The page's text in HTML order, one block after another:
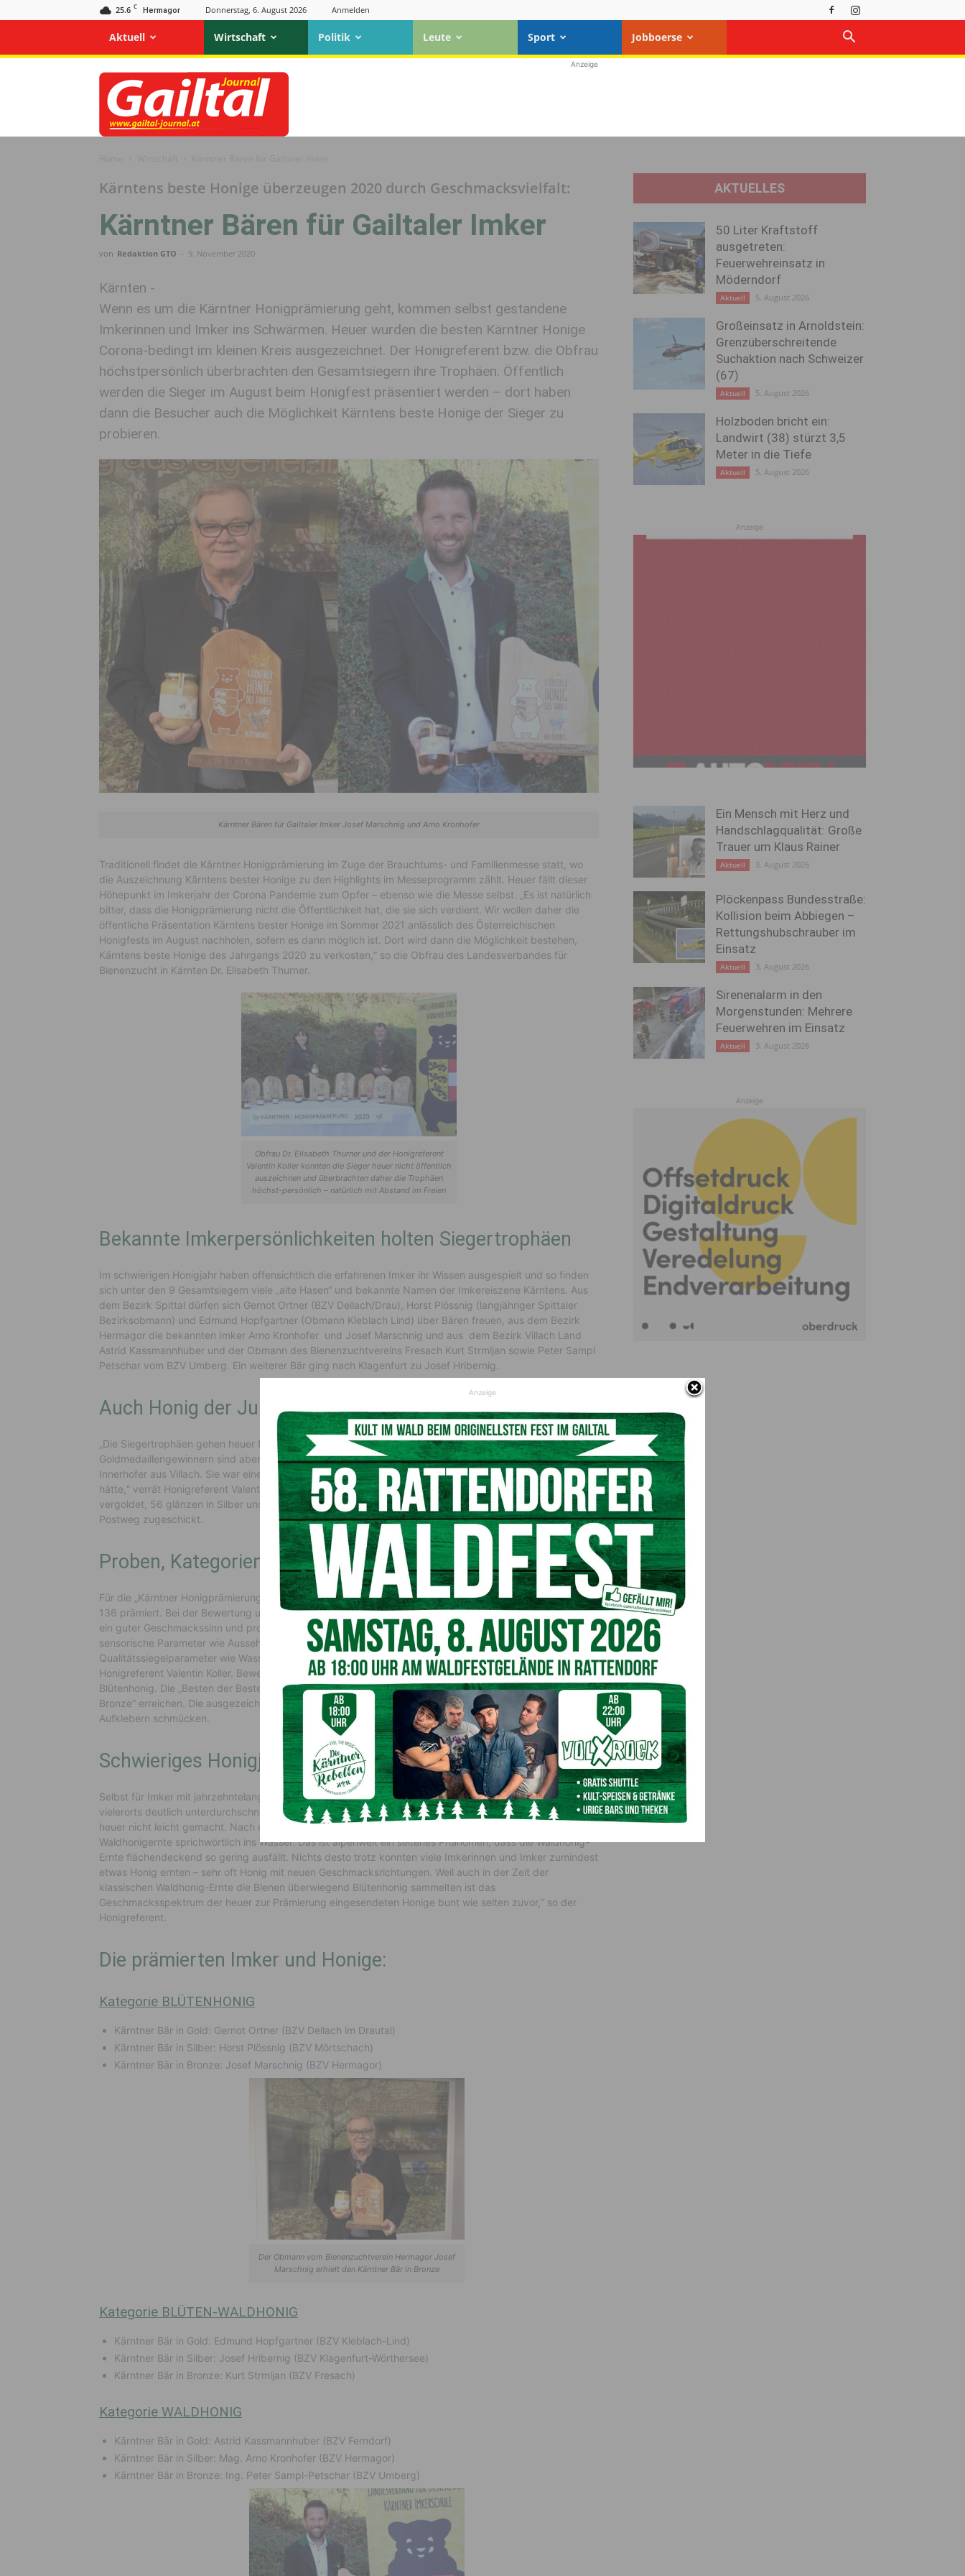
25.6 C Hermagor Donnerstag, 6. August 2026 Anmelden
Aktuell Wirtschaft Politik Leute Sport Jobboerse
Gailtal
Journal
Anzeige
Kärntens beste Honige überzeugen 2020 durch Geschmacksvielfalt:
Kärntner Bären für Gailtaler Imker
von Redaktion GTO - 9. November 2020
Kärnten -
Wenn es um die Kärntner Honigprämierung geht, kommen selbst gestandene
Imkerinnen und Imker ins Schwärmen. Heuer wurden die besten Kärntner Honige
Corona-bedingt im kleinen Kreis ausgezeichnet. Der Honigreferent bzw. die Obfrau
höchstpersönlich überbrachten den Gesamtsiegern ihre Trophäen. Öffentlich
werden die Sieger im August beim Honigfest präsentiert werden – dort haben
dann die Besucher auch die Möglichkeit Kärntens beste Honige der Sieger zu
probieren.
Kärntner Bären für Gailtaler Imker Josef Marschnig und Arno Kronhofer
Traditionell findet die Kärntner Honigprämierung im Zuge der Brauchtums- und Familienmesse statt, wo
die Auszeichnung Kärntens bester Honige zu den Highlights im Messeprogramm zählt. Heuer fällt dieser
Höhepunkt im Imkerjahr der Corona Pandemie zum Opfer – ebenso wie die Messe selbst. „Es ist natürlich
bitter, dass die Honigprämierung nicht die Öffentlichkeit hat, die sie sich verdient. Wir wollen daher die
öffentliche Präsentation Kärntens bester Honige im Sommer 2021 anlässlich des Österreichischen
Honigfests im August nachholen, sofern es dann möglich ist. Dort wird dann die Möglichkeit bestehen,
Kärntens beste Honige des Jahrgangs 2020 zu verkosten,“ so die Obfrau des Landesverbandes für
Bienenzucht in Kärnten Dr. Elisabeth Thurner.
Obfrau Dr. Elisabeth Thurner und der Honigreferent
Valentin Koller konnten die Sieger heuer nicht öffentlich
auszeichnen und überbrachten daher die Trophäen
höchst-persönlich – natürlich mit Abstand im Freien
Bekannte Imkerpersönlichkeiten holten Siegertrophäen
Im schwierigen Honigjahr haben offensichtlich die erfahrenen Imker ihr Wissen ausgespielt und so finden
sich unter den 9 Gesamtsiegern viele „alte Hasen“ und bekannte Namen der Imkereiszene Kärntens. Aus
dem Bezirk Spittal dürfen sich Gernot Ortner (BZV Dellach/Drau), Horst Plössnig (langjähriger Spittaler
Bezirksobmann) und Edmund Hopfgartner (Obmann Kleblach Lind) über Bären freuen, aus dem Bezirk
Hermagor die bekannten Imker Arno Kronhofer und Josef Marschnig und aus dem Bezirk Villach Land
Astrid Kassmannhuber und der Obmann des Bienenzuchtvereins Fresach Kurt Strmljan sowie Peter Sampl
Petschar vom BZV Umberg. Ein weiterer Bär ging nach Klagenfurt zu Josef Hribernig.
Auch Honig der Jungimker überzeugte
„Die Siegertrophäen gehen heuer fast ausschließlich an erfahrene Imker, unter den insgesamt 59
Goldmedaillengewinnern sind aber auch viele Jungimkerinnen und Jungimker wie zum Beispiel Eva-Maria
Innerhofer aus Villach. Sie war eine von mehreren Jungimkern, die sich fast einen Bären geschnappt
hätte,“ verrät Honigreferent Valentin Koller. Neben den 9 Bären wurden bei der Prämierung 59 Honige
vergoldet, 56 glänzen in Silber und 4 erhielten Bronze. Den Imkern werden heuer ihre Medaillen auf dem
Postweg zugeschickt.
Proben, Kategorien, Parameter
Für die „Kärntner Honigprämierung“ wurden heuer 166 Honigproben von 134 Teilnehmern eingereicht und
136 prämiert. Bei der Bewertung und Prüfung durch die Jury in den Wochen davor sind eine feine Nase,
ein guter Geschmackssinn und profundes Honig-Wissen gefragt. „Bewertet und geprüft werden
sensorische Parameter wie Aussehen, Sauberkeit des Produktes, Zustand, Geruch, Geschmack und die
Qualitätssiegelparameter wie Wassergehalt, Leitfähigkeit und Invertaseaktivität bzw. HMF-Wert“, erklärt
Honigreferent Valentin Koller. Bewertet wird in drei Kategorien: Waldhonig, Blüten-Waldhonig und
Blütenhonig. Die „Besten der Besten“ können die Auszeichnungen „Kärntner Bär in Gold, Silber oder
Bronze“ erreichen. Die ausgezeichneten Imker dürfen ihre Honiggläser mit den begehrten Siegel-
Aufklebern schmücken.
Schwieriges Honigjahr
Selbst für Imker mit jahrzehntelanger Erfahrung war heuer übrigens ein ganz speziell schwieriges und
vielerorts deutlich unterdurchschnittliches Honigjahr. Honigreferent Valentin Koller: „Die Natur hat es uns
heuer nicht leicht gemacht. Nach einem erfreulichen Start und vielerorts guter Blütenhonig-Ernte fiel die
Waldhonigernte sprichwörtlich ins Wasser. Das ist alpenweit ein seltenes Phänomen, dass die Waldhonig-
Ernte flächendeckend so gering ausfällt. Nichts desto trotz konnten viele Imkerinnen und Imker zumindest
etwas Honig ernten – sehr oft Honig mit neuen Geschmacksrichtungen. Weil auch in der Zeit der
klassischen Waldhonig-Ernte die Bienen überwiegend Blütenhonig sammelten ist das
Geschmacksspektrum der heuer zur Prämierung eingesendeten Honige bunt wie selten zuvor,“ so der
Honigreferent.
Die prämierten Imker und Honige:
Kategorie BLÜTENHONIG
Kärntner Bär in Gold: Gernot Ortner (BZV Dellach im Drautal)
Kärntner Bär in Silber: Horst Plössnig (BZV Mörtschach)
Kärntner Bär in Bronze: Josef Marschnig (BZV Hermagor)
Der Obmann vom Bienenzuchtverein Hermagor Josef
Marschnig erhielt den Kärntner Bär in Bronze
Kategorie BLÜTEN-WALDHONIG
Kärntner Bär in Gold: Edmund Hopfgartner (BZV Kleblach-Lind)
Kärntner Bär in Silber: Josef Hribernig (BZV Klagenfurt-Wörthersee)
Kärntner Bär in Bronze: Kurt Strmljan (BZV Fresach)
Kategorie WALDHONIG
Kärntner Bär in Gold: Astrid Kassmannhuber (BZV Ferndorf)
Kärntner Bär in Silber: Mag. Arno Kronhofer (BZV Hermagor)
Kärntner Bär in Bronze: Ing. Peter Sampl-Petschar (BZV Umberg)
AKTUELLES
50 Liter Kraftstoff
ausgetreten:
Feuerwehreinsatz in
Möderndorf
Aktuell 5. August 2026
Großeinsatz in Arnoldstein:
Grenzüberschreitende
Suchaktion nach Schweizer
(67)
Aktuell 5. August 2026
Holzboden bricht ein:
Landwirt (38) stürzt 3,5
Meter in die Tiefe
Aktuell 5. August 2026
Anzeige
Ein Mensch mit Herz und
Handschlagqualität: Große
Trauer um Klaus Rainer
Aktuell 3. August 2026
Plöckenpass Bundesstraße:
Kollision beim Abbiegen –
Rettungshubschrauber im
Einsatz
Aktuell 3. August 2026
Sirenenalarm in den
Morgenstunden: Mehrere
Feuerwehren im Einsatz
Aktuell 3. August 2026
Anzeige
Anzeige